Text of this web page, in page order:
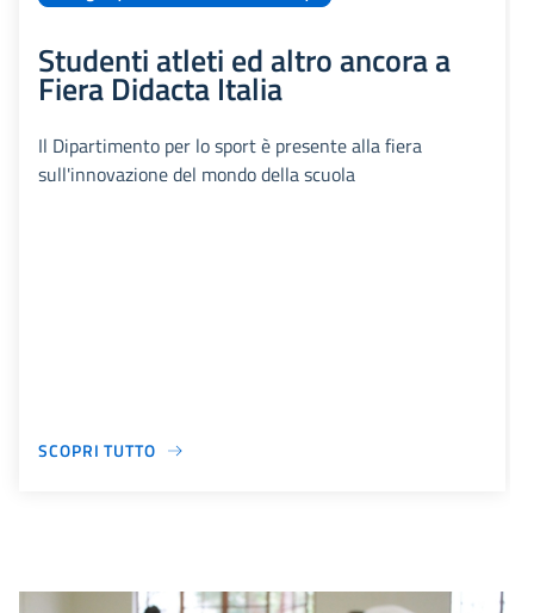
Studenti atleti ed altro ancora a
Fiera Didacta Italia
Il Dipartimento per lo sport è presente alla fiera
sull'innovazione del mondo della scuola
SCOPRI TUTTO